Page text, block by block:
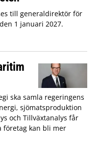
till generaldirektör för
1 januari 2027.
ska samla regeringens
sjömatsproduktion
och Tillväxtanalys får
företag kan bli mer